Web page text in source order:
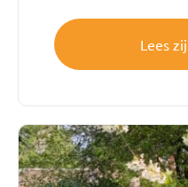
Lees